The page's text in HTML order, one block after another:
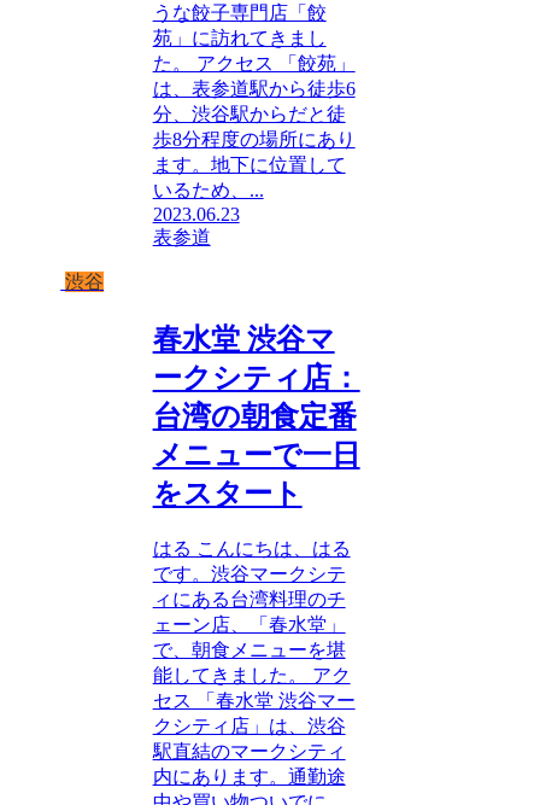
うな餃子専門店「餃
苑」に訪れてきまし
た。 アクセス 「餃苑」
は、表参道駅から徒歩6
分、渋谷駅からだと徒
歩8分程度の場所にあり
ます。地下に位置して
いるため、...
2023.06.23
表参道
渋谷
春水堂 渋谷マ
ークシティ店：
台湾の朝食定番
メニューで一日
をスタート
はる こんにちは、はる
です。渋谷マークシテ
ィにある台湾料理のチ
ェーン店、「春水堂」
で、朝食メニューを堪
能してきました。 アク
セス 「春水堂 渋谷マー
クシティ店」は、渋谷
駅直結のマークシティ
内にあります。通勤途